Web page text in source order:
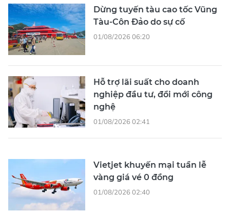
Dừng tuyến tàu cao tốc Vũng
Tàu-Côn Đảo do sự cố
01/08/2026 06:20
Hỗ trợ lãi suất cho doanh
nghiệp đầu tư, đổi mới công
nghệ
01/08/2026 02:41
Vietjet khuyến mại tuần lễ
vàng giá vé 0 đồng
01/08/2026 02:40